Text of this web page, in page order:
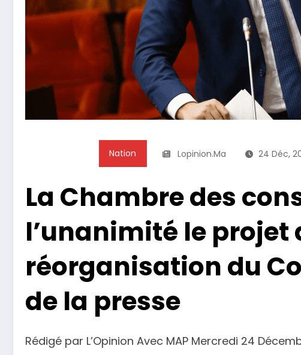
Nation Lopinion.ma 24 Déc,
La Chambre des
l’unanimité le
réorganisation du
de la presse
Rédigé par L’Opinion Avec MAP Mercredi 24